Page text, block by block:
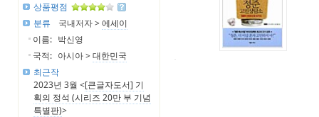
상품평점
분류
국내저자 >에세이
이름: 박신영
국적: 아시아 >대한민국
최근작
2023년 3월 <[큰글자도서] 기
획의 정석 (시리즈 20만 부 기념
특별판)>